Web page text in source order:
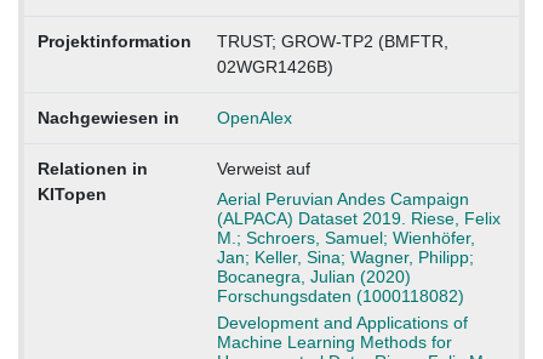
Projektinformation
TRUST; GROW-TP2 (BMFTR,
02WGR1426B)
Nachgewiesen in OpenAlex
Relationen in
KITopen
Verweist auf
Aerial Peruvian Andes Campaign
(ALPACA) Dataset 2019. Riese, Felix
M.; Schroers, Samuel; Wienhöfer,
Jan; Keller, Sina; Wagner, Philipp;
Bocanegra, Julian (2020)
Forschungsdaten (1000118082)
Development and Applications of
Machine Learning Methods for